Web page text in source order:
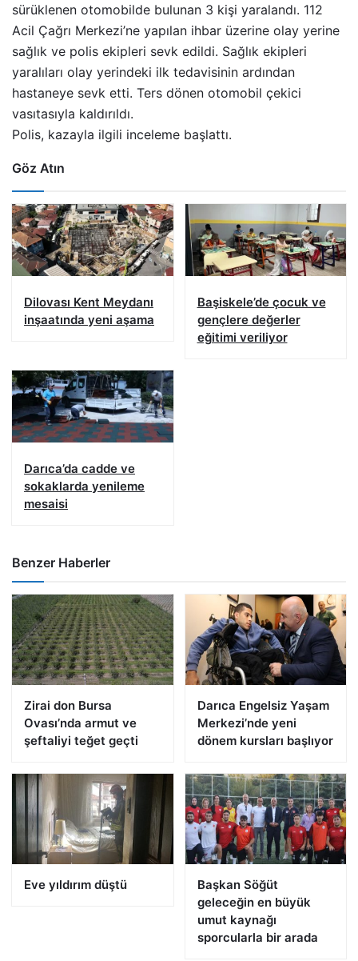
sürüklenen otomobilde bulunan 3 kişi yaralandı. 112
Acil Çağrı Merkezi’ne yapılan ihbar üzerine olay yerine
sağlık ve polis ekipleri sevk edildi. Sağlık ekipleri
yaralıları olay yerindeki ilk tedavisinin ardından
hastaneye sevk etti. Ters dönen otomobil çekici
vasıtasıyla kaldırıldı.
Polis, kazayla ilgili inceleme başlattı.
Göz Atın
Dilovası Kent Meydanı
inşaatında yeni aşama
Başiskele’de çocuk ve
gençlere değerler
eğitimi veriliyor
Darıca’da cadde ve
sokaklarda yenileme
mesaisi
Benzer Haberler
Zirai don Bursa
Ovası’nda armut ve
şeftaliyi teğet geçti
Darıca Engelsiz Yaşam
Merkezi’nde yeni
dönem kursları başlıyor
Eve yıldırım düştü
Başkan Söğüt
geleceğin en büyük
umut kaynağı
sporcularla bir arada